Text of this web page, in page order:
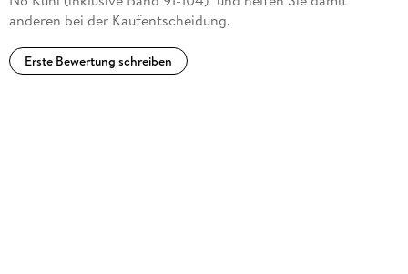
erschienen!
Antje Bockel wurde in Wülfrath in Nordrhein-Westfalen
geboren, studierte Japanologie und Linguistik in Marburg und
anderen bei der Kaufentscheidung.
Erste Bewertung schreiben